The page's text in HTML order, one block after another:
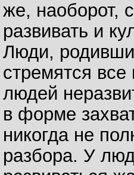
же, наоборот,
развивать и
Люди,
стремятся
людей
в форме
никогда не
разбора. У